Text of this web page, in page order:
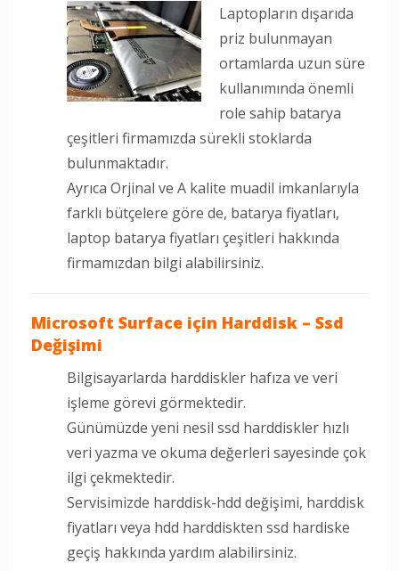
Laptopların dışarıda
priz bulunmayan
ortamlarda uzun süre
kullanımında önemli
role sahip batarya
çeşitleri firmamızda sürekli stoklarda
bulunmaktadır.
Ayrıca Orjinal ve A kalite muadil imkanlarıyla
farklı bütçelere göre de, batarya fiyatları,
laptop batarya fiyatları çeşitleri hakkında
firmamızdan bilgi alabilirsiniz.
Microsoft Surface için Harddisk – Ssd
Değişimi
Bilgisayarlarda harddiskler hafıza ve veri
işleme görevi görmektedir.
Günümüzde yeni nesil ssd harddiskler hızlı
veri yazma ve okuma değerleri sayesinde çok
ilgi çekmektedir.
Servisimizde harddisk-hdd değişimi, harddisk
fiyatları veya hdd harddiskten ssd hardiske
geçiş hakkında yardım alabilirsiniz.